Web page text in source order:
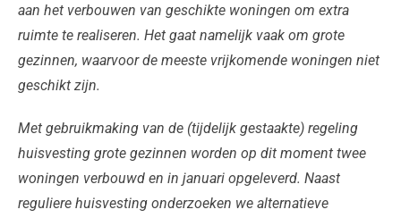
aan het verbouwen van geschikte woningen om extra
ruimte te realiseren. Het gaat namelijk vaak om grote
gezinnen, waarvoor de meeste vrijkomende woningen niet
geschikt zijn.
Met gebruikmaking van de (tijdelijk gestaakte) regeling
huisvesting grote gezinnen worden op dit moment twee
woningen verbouwd en in januari opgeleverd. Naast
reguliere huisvesting onderzoeken we alternatieve